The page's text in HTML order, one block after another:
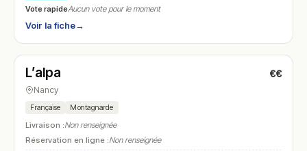
Vote rapideAucun vote pour le moment
Voir la fiche→
N° 22
L’alpa €€
Nancy
Française Montagnarde
Livraison :Non renseignée
Réservation en ligne :Non renseignée